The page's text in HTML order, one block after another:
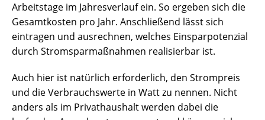
Arbeitstage im Jahresverlauf ein. So ergeben sich die
Gesamtkosten pro Jahr. Anschließend lässt sich
eintragen und ausrechnen, welches Einsparpotenzial
durch Stromsparmaßnahmen realisierbar ist.
Auch hier ist natürlich erforderlich, den Strompreis
und die Verbrauchswerte in Watt zu nennen. Nicht
anders als im Privathaushalt werden dabei die